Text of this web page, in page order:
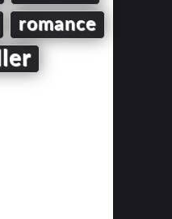
romance